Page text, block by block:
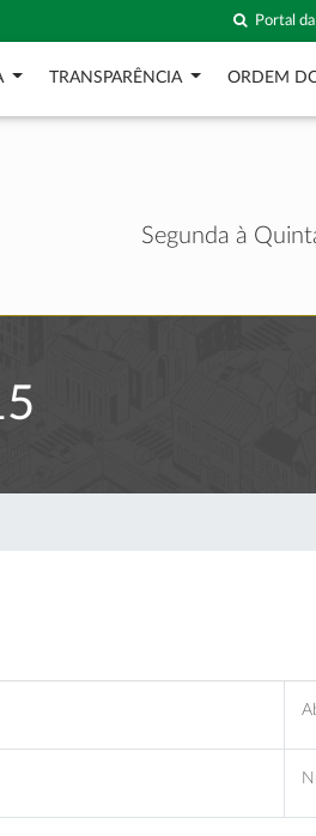
Portal
TRANSPARÊNCIA ORDEM
Segunda à